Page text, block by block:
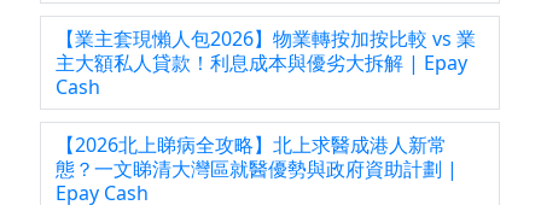
【業主套現懶人包2026】物業轉按加按比較 vs 業
主大額私人貸款！利息成本與優劣大拆解 | Epay
Cash
【2026北上睇病全攻略】北上求醫成港人新常
態？一文睇清大灣區就醫優勢與政府資助計劃 |
Epay Cash